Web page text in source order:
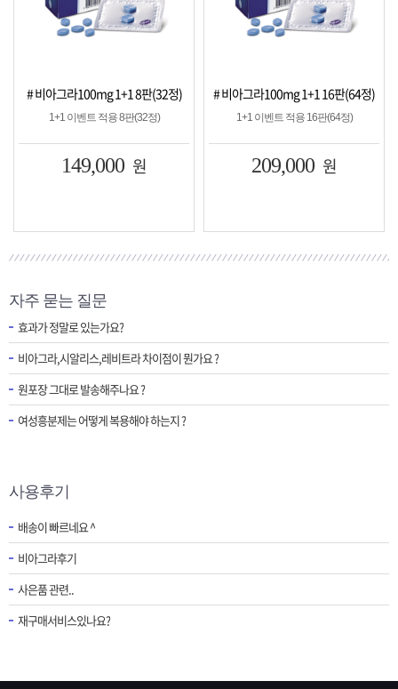
(32정) # 비아그라100mg 1+1 16판(64정)
1+1 이벤트 적용 16판(64정)
209,000
# 시알리스20mg 1+1 8판
1+1 이벤트 적용 8판(32
149,000
자주 묻는 질문
효과가 정말로 있는가요?
비아그라,시알리스,레비트라 차이점이 뭔가요 ?
원포장 그대로 발송해주나요 ?
여성흥분제는 어떻게 복용해야 하는지 ?
사용후기
배송이 빠르네요 ^
비아그라후기
사은품 관련..
재구매서비스있나요?